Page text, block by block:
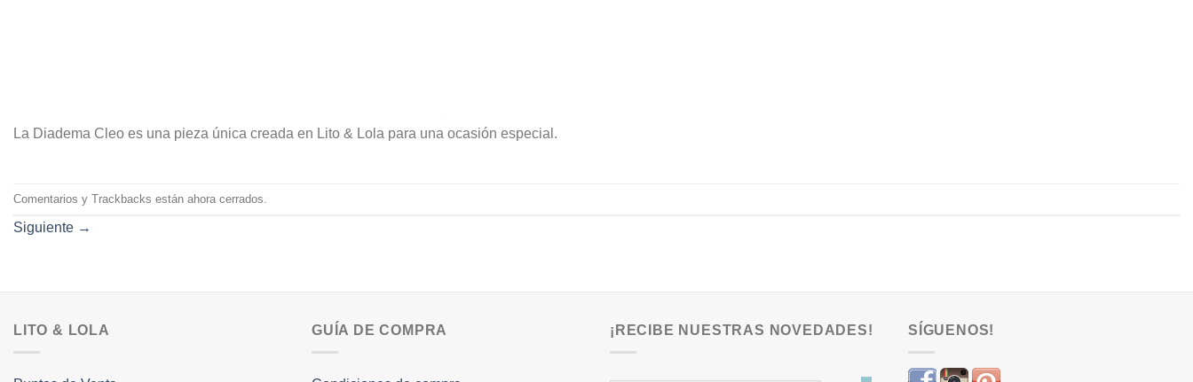
La Diadema Cleo es una pieza única creada en Lito & Lola para una ocasión especial.
Comentarios y Trackbacks están ahora cerrados.
Siguiente →
LITO & LOLA GUÍA DE COMPRA ¡RECIBE NUESTRAS NOVEDADES! SÍGUENOS!